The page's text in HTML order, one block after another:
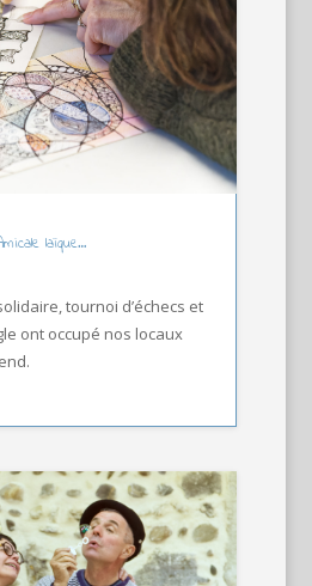
laïque…
tournoi d’échecs et
ont occupé nos locaux